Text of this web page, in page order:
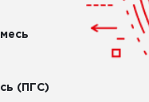
(ПГС)